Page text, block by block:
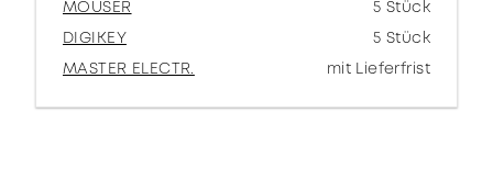
MOUSER
5 Stück
DIGIKEY
5 Stück
MASTER ELECTR.
mit Lieferfrist